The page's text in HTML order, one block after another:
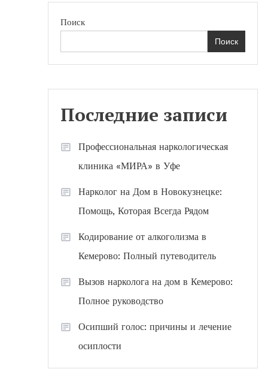
Поиск
Поиск
Последние записи
Профессиональная наркологическая
клиника «МИРА» в Уфе
Нарколог на Дом в Новокузнецке:
Помощь, Которая Всегда Рядом
Кодирование от алкоголизма в
Кемерово: Полный путеводитель
Вызов нарколога на дом в Кемерово:
Полное руководство
Осипший голос: причины и лечение
осиплости